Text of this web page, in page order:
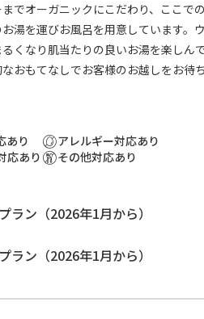
でオーガニックにこだわり、ここで
湯を運びお風呂を用意しています。
くなり肌当たりの良いお湯を楽しん
おもてなしでお客様のお越しをお待
あり
応あり
アレルギー対応あり
その他対応あり
ン（2026年1月から）
ン（2026年1月から）